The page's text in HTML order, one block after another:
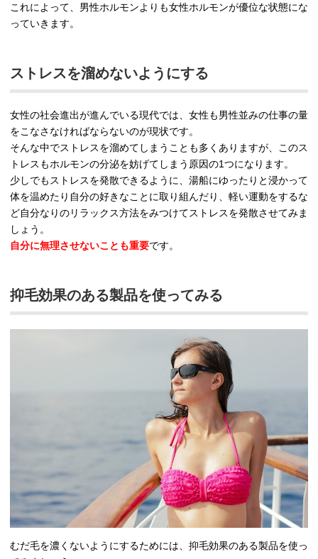
これによって、男性ホルモンよりも女性ホルモンが優位な状態にな
っていきます。
ストレスを溜めないようにする
女性の社会進出が進んでいる現代では、女性も男性並みの仕事の量
をこなさなければならないのが現状です。
そんな中でストレスを溜めてしまうことも多くありますが、このス
トレスもホルモンの分泌を妨げてしまう原因の1つになります。
少しでもストレスを発散できるように、湯船にゆったりと浸かって
体を温めたり自分の好きなことに取り組んだり、軽い運動をするな
ど自分なりのリラックス方法をみつけてストレスを発散させてみま
しょう。
自分に無理させないことも重要です。
抑毛効果のある製品を使ってみる
むだ毛を濃くないようにするためには、抑毛効果のある製品を使っ